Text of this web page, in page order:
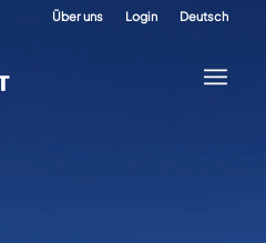
Über uns Login Deutsch